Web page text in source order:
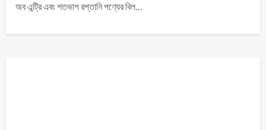
অব এন্ট্রি এবং শতভাগ রপ্তানি পণ্যের বিল…